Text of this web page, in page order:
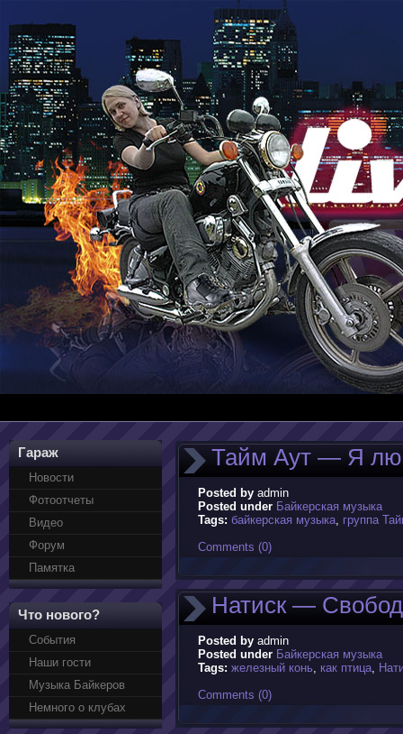
Гараж
Новости
Фотоотчеты
Видео
Форум
Памятка
Что нового?
События
Наши гости
Музыка Байкеров
Немного о клубах
Тайм Аут — Я
Posted by admin
Posted under Байкерская музыка
Tags: байкерская музыка, группа
Comments (0)
Натиск —
Posted by admin
Posted under Байкерская музыка
Tags: железный конь, как птица,
Comments (0)